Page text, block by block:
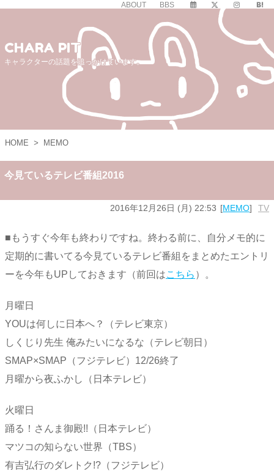
ABOUT BBS
CHARA PIT
キャラクターの話題を追っかけています。
HOME > MEMO
今見ているテレビ番組2016
2016年12月26日 (月) 22:53 MEMO TV
■もうすぐ今年も終わりですね。終わる前に、自分メモ的に
定期的に書いてる今見ているテレビ番組をまとめたエントリ
ーを今年もUPしておきます（前回はこちら ）。
月曜日
YOUは何しに日本へ？（テレビ東京）
しくじり先生 俺みたいになるな（テレビ朝日）
SMAP×SMAP（フジテレビ）12/26終了
月曜から夜ふかし（日本テレビ）
火曜日
踊る！さんま御殿!!（日本テレビ）
マツコの知らない世界（TBS）
有吉弘行のダレトク!?（フジテレビ）